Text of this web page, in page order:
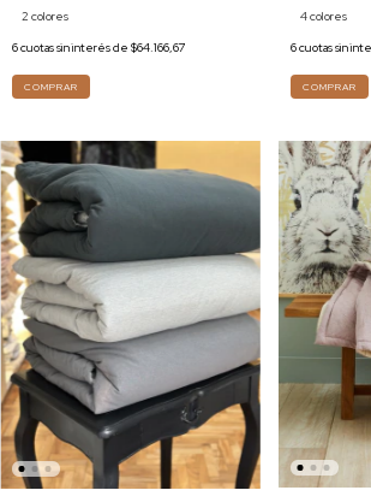
2 colores
6cuotas sin interés de $64.166,67
COMPRAR
4 colores
6cuotas sin
COMPRAR